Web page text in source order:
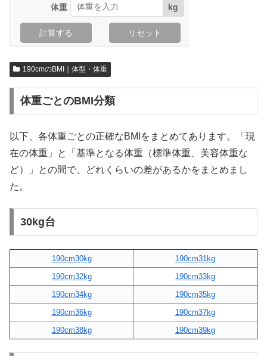
体重 kg
計算する リセット
190cmのBMI｜体型・体重
体重ごとのBMI分類
以下、各体重ごとの正確なBMIをまとめてあります。「現
在の体重」と「基準となる体重（標準体重、美容体重な
ど）」との間で、どれくらいの差があるかをまとめまし
た。
30kg台
190cm30kg
190cm31kg
190cm32kg
190cm33kg
190cm34kg
190cm35kg
190cm36kg
190cm37kg
190cm38kg
190cm39kg